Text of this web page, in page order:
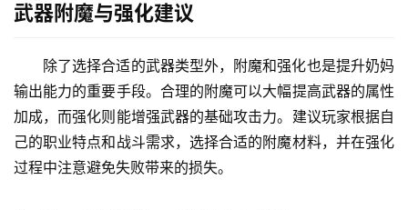
武器附魔与强化建议
除了选择合适的武器类型外，附魔和强化也是提升奶妈
输出能力的重要手段。合理的附魔可以大幅提高武器的属性
加成，而强化则能增强武器的基础攻击力。建议玩家根据自
己的职业特点和战斗需求，选择合适的附魔材料，并在强化
过程中注意避免失败带来的损失。